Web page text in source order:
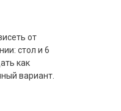
от
стол и 6
как
вариант.